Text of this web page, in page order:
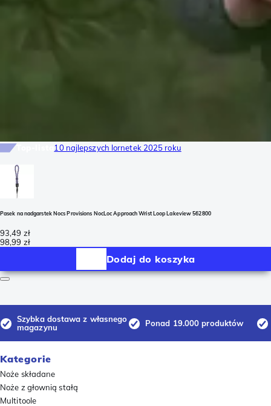
10 najlepszych lornetek 2025 roku
Pasek na nadgarstek Nocs Provisions NocLoc Approach Wrist Loop Lakeview 562800
93,49 zł
98,99 zł
Dodaj do koszyka
Szybka dostawa z własnego
magazynu
Ponad 19.000 produktów
Kategorie
Noże składane
Noże z głownią stałą
Multitoole